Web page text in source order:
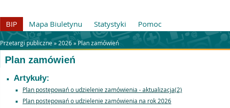
BIP Mapa Biuletynu Statystyki Pomoc
Przetargi publiczne » 2026»Plan zamówień
Plan zamówień
Artykuły:
Plan postępowań o udzielenie zamówienia - aktualizacja(2)
Plan postępowań o udzielenie zamówienia na rok 2026